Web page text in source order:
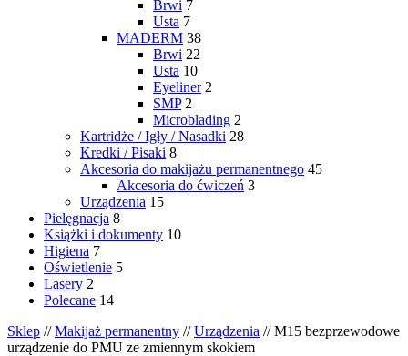
Brwi 7
Usta 7
MADERM 38
Brwi 22
Usta 10
Eyeliner 2
SMP 2
Microblading 2
Kartridże / Igły / Nasadki 28
Kredki / Pisaki 8
Akcesoria do makijażu permanentnego 45
Akcesoria do ćwiczeń 3
Urządzenia 15
Pielęgnacja 8
Książki i dokumenty 10
Higiena 7
Oświetlenie 5
Lasery 2
Polecane 14
Sklep //Makijaż permanentny //Urządzenia // M15 bezprzewodowe
urządzenie do PMU ze zmiennym skokiem